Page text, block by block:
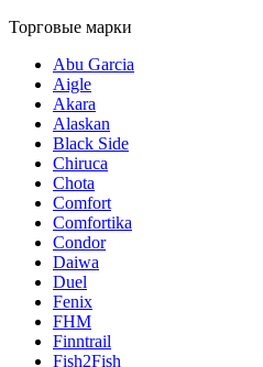
Торговые марки
Abu Garcia
Aigle
Akara
Alaskan
Black Side
Chiruca
Chota
Comfort
Comfortika
Condor
Daiwa
Duel
Fenix
FHM
Finntrail
Fish2Fish